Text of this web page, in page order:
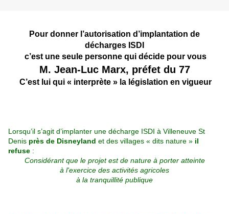
Pour donner l’autorisation d’implantation de
décharges ISDI
c’est une seule personne qui décide pour vous
M. Jean-Luc Marx, préfet du 77
C’est lui qui « interprète » la législation en vigueur
Lorsqu’il s’agit d’implanter une décharge ISDI à Villeneuve St
Denis près de Disneyland et des villages « dits nature » il
refuse :
Considérant que le projet est de nature à porter atteinte
à l'exercice des activités agricoles
à la tranquillité publique